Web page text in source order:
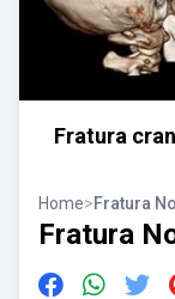
Fratura
Home>Fratura
Fratura